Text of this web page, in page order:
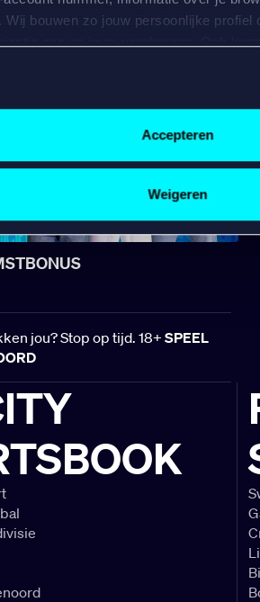
Wij bouwen zo jouw persoonlijke profiel
inzichten in het publiek
Accepteren
Weigeren
BIJ BETCITY
jou? Stop op tijd. 18+ SPEEL